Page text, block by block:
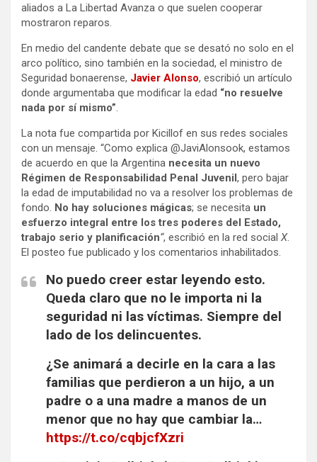
aliados a La Libertad Avanza o que suelen cooperar
mostraron reparos.
En medio del candente debate que se desató no solo en el
arco político, sino también en la sociedad, el ministro de
Seguridad bonaerense, Javier Alonso, escribió un artículo
donde argumentaba que modificar la edad “no resuelve
nada por sí mismo”.
La nota fue compartida por Kicillof en sus redes sociales
con un mensaje. “Como explica @JaviAlonsook, estamos
de acuerdo en que la Argentina necesita un nuevo
Régimen de Responsabilidad Penal Juvenil, pero bajar
la edad de imputabilidad no va a resolver los problemas de
fondo. No hay soluciones mágicas; se necesita un
esfuerzo integral entre los tres poderes del Estado,
trabajo serio y planificación“, escribió en la red social X.
El posteo fue publicado y los comentarios inhabilitados.
No puedo creer estar leyendo esto.
Queda claro que no le importa ni la
seguridad ni las víctimas. Siempre del
lado de los delincuentes.
¿Se animará a decirle en la cara a las
familias que perdieron a un hijo, a un
padre o a una madre a manos de un
menor que no hay que cambiar la…
https://t.co/cqbjcfXzri